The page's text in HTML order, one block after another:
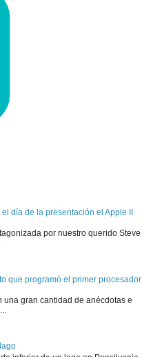
día de la presentación el Apple II
por nuestro querido Steve
que programó el primer procesador
una gran cantidad de anécdotas e